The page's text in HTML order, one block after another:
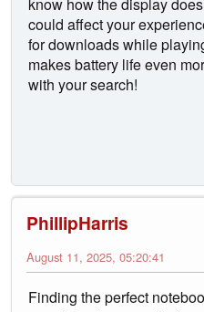
could affect your
for downloads while
makes battery life even
with your search!
PhillipHarris
August 11, 2025, 05:20:41
Finding the perfect